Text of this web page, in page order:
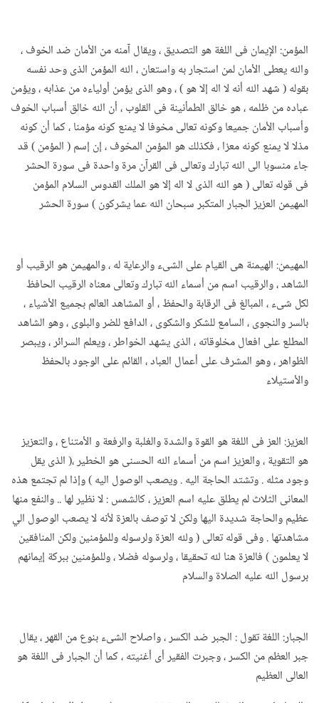
المؤمن: الإيمان فى اللغة هو التصديق ، ويقال آمنه من الأمان ضد الخوف ،
والله يعطى الأمان لمن استجار به واستعان ، الله المؤمن الذى وحد نفسه
بقوله ( شهد الله أنه لا اله إلا هو ) ، وهو الذى يؤمن أولياءه من عذابه ، ويؤمن
عباده من ظلمه ، هو خالق الطمأنينة فى القلوب ، أن الله خالق أسباب الخوف
وأسباب الأمان جميعا وكونه تعالى مخوفا لا يمنع كونه مؤمنا ، كما أن كونه
مذلا لا يمنع كونه معزا ، فكذلك هو المؤمن المخوف ، إن إسم ( المؤمن ) قد
جاء منسوبا الى الله تبارك وتعالى فى القرآن مرة واحدة فى سورة الحشر
فى قوله تعالى ( هو الله الذى لا اله إلا هو الملك القدوس السلام المؤمن
المهيمن العزيز الجبار المتكبر سبحان الله عما يشركون ) سورة الحشر
المهيمن: الهيمنة هى القيام على الشىء والرعاية له ، والمهيمن هو الرقيب أو
الشاهد ، والرقيب اسم من أسماء الله تبارك وتعالى معناه الرقيب الحافظ
لكل شىء ، المبالغ فى الرقابة والحفظ ، أو المشاهد العالم بجميع الأشياء ،
بالسر والنجوى ، السامع للشكر والشكوى ، الدافع للضر والبلوى ، وهو الشاهد
المطلع على افعال مخلوقاته ، الذى يشهد الخواطر ، ويعلم السرائر ، ويبصر
الظواهر ، وهو المشرف على أعمال العباد ، القائم على الوجود بالحفظ
والأستيلاء
العزيز: العز فى اللغة هو القوة والشدة والغلبة والرفعة و الأمتناع ، والتعزيز
هو التقوية ، والعزيز اسم من أسماء الله الحسنى هو الخطير ،( الذى يقل
وجود مثله . وتشتد الحاجة اليه . ويصعب الوصول اليه ) وإذا لم تجتمع هذه
المعانى الثلاث لم يطلق عليه اسم العزيز ، كالشمس : لا نظير لها .. والنفع منها
عظيم والحاجة شديدة اليها ولكن لا توصف بالعزة لأنه لا يصعب الوصول الي
مشاهدتها . وفى قوله تعالى ( ولله العزة ولرسوله وللمؤمنين ولكن المنافقين
لا يعلمون ) فالعزة هنا لله تحقيقا ، ولرسوله فضلا ، وللمؤمنين ببركة إيمانهم
برسول الله عليه الصلاة والسلام
الجبار: اللغة تقول : الجبر ضد الكسر ، واصلاح الشىء بنوع من القهر ، يقال
جبر العظم من الكسر ، وجبرت الفقير أى أغنيته ، كما أن الجبار فى اللغة هو
العالى العظيم